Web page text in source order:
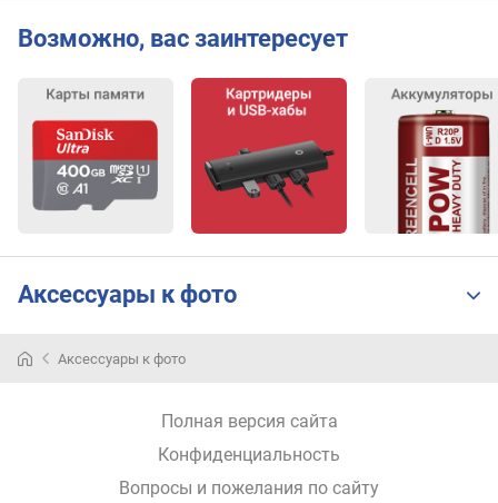
Возможно, вас заинтересует
Аксессуары к фото
Аксессуары к фото
Полная версия сайта
Конфиденциальность
Вопросы и пожелания по сайту